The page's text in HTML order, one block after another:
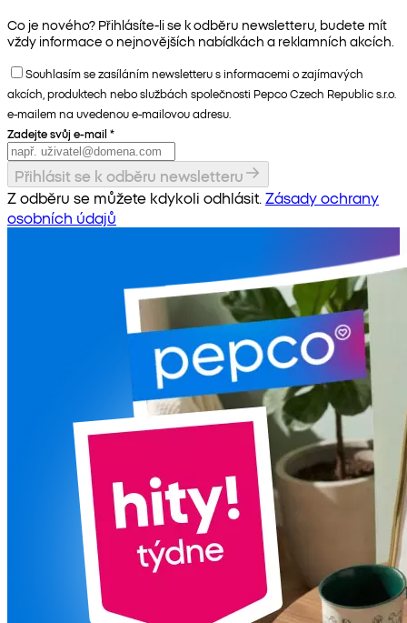
Co je nového? Přihlásíte-li se k odběru newsletteru, budete mít
vždy informace o nejnovějších nabídkách a reklamních akcích.
Souhlasím se zasíláním newsletteru s informacemi o zajímavých
akcích, produktech nebo službách společnosti Pepco Czech Republic s.r.o.
e-mailem na uvedenou e-mailovou adresu.
Zadejte svůj e-mail *
Přihlásit se k odběru newsletteru
Z odběru se můžete kdykoli odhlásit. Zásady ochrany
osobních údajů